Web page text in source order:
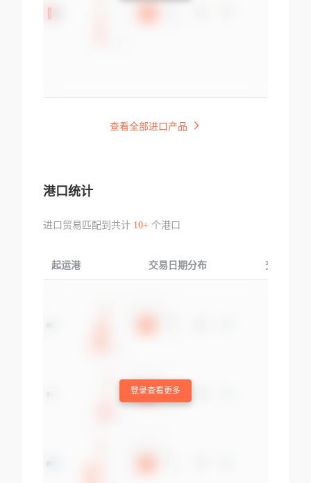
查看全部进口产品
港口统计
进口贸易匹配到共计 10+个港口
起运港 交易日期分布 交易产品
登录查看更多